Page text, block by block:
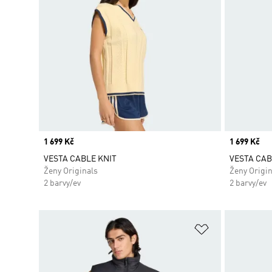
Price
1 699 Kč
VESTA CABLE KNIT
Ženy Originals
2 barvy/ev
Price
1 699 Kč
VESTA
Ženy
2 barvy/ev
Přidat do